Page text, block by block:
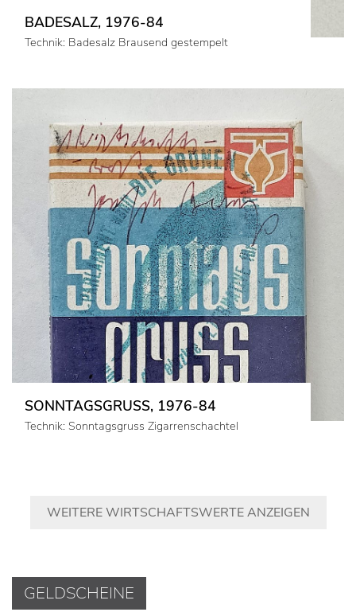
BADESALZ, 1976-84
Technik: Badesalz Brausend gestempelt
SONNTAGSGRUSS, 1976-84
Technik: Sonntagsgruss Zigarrenschachtel
WEITERE WIRTSCHAFTSWERTE ANZEIGEN
GELDSCHEINE